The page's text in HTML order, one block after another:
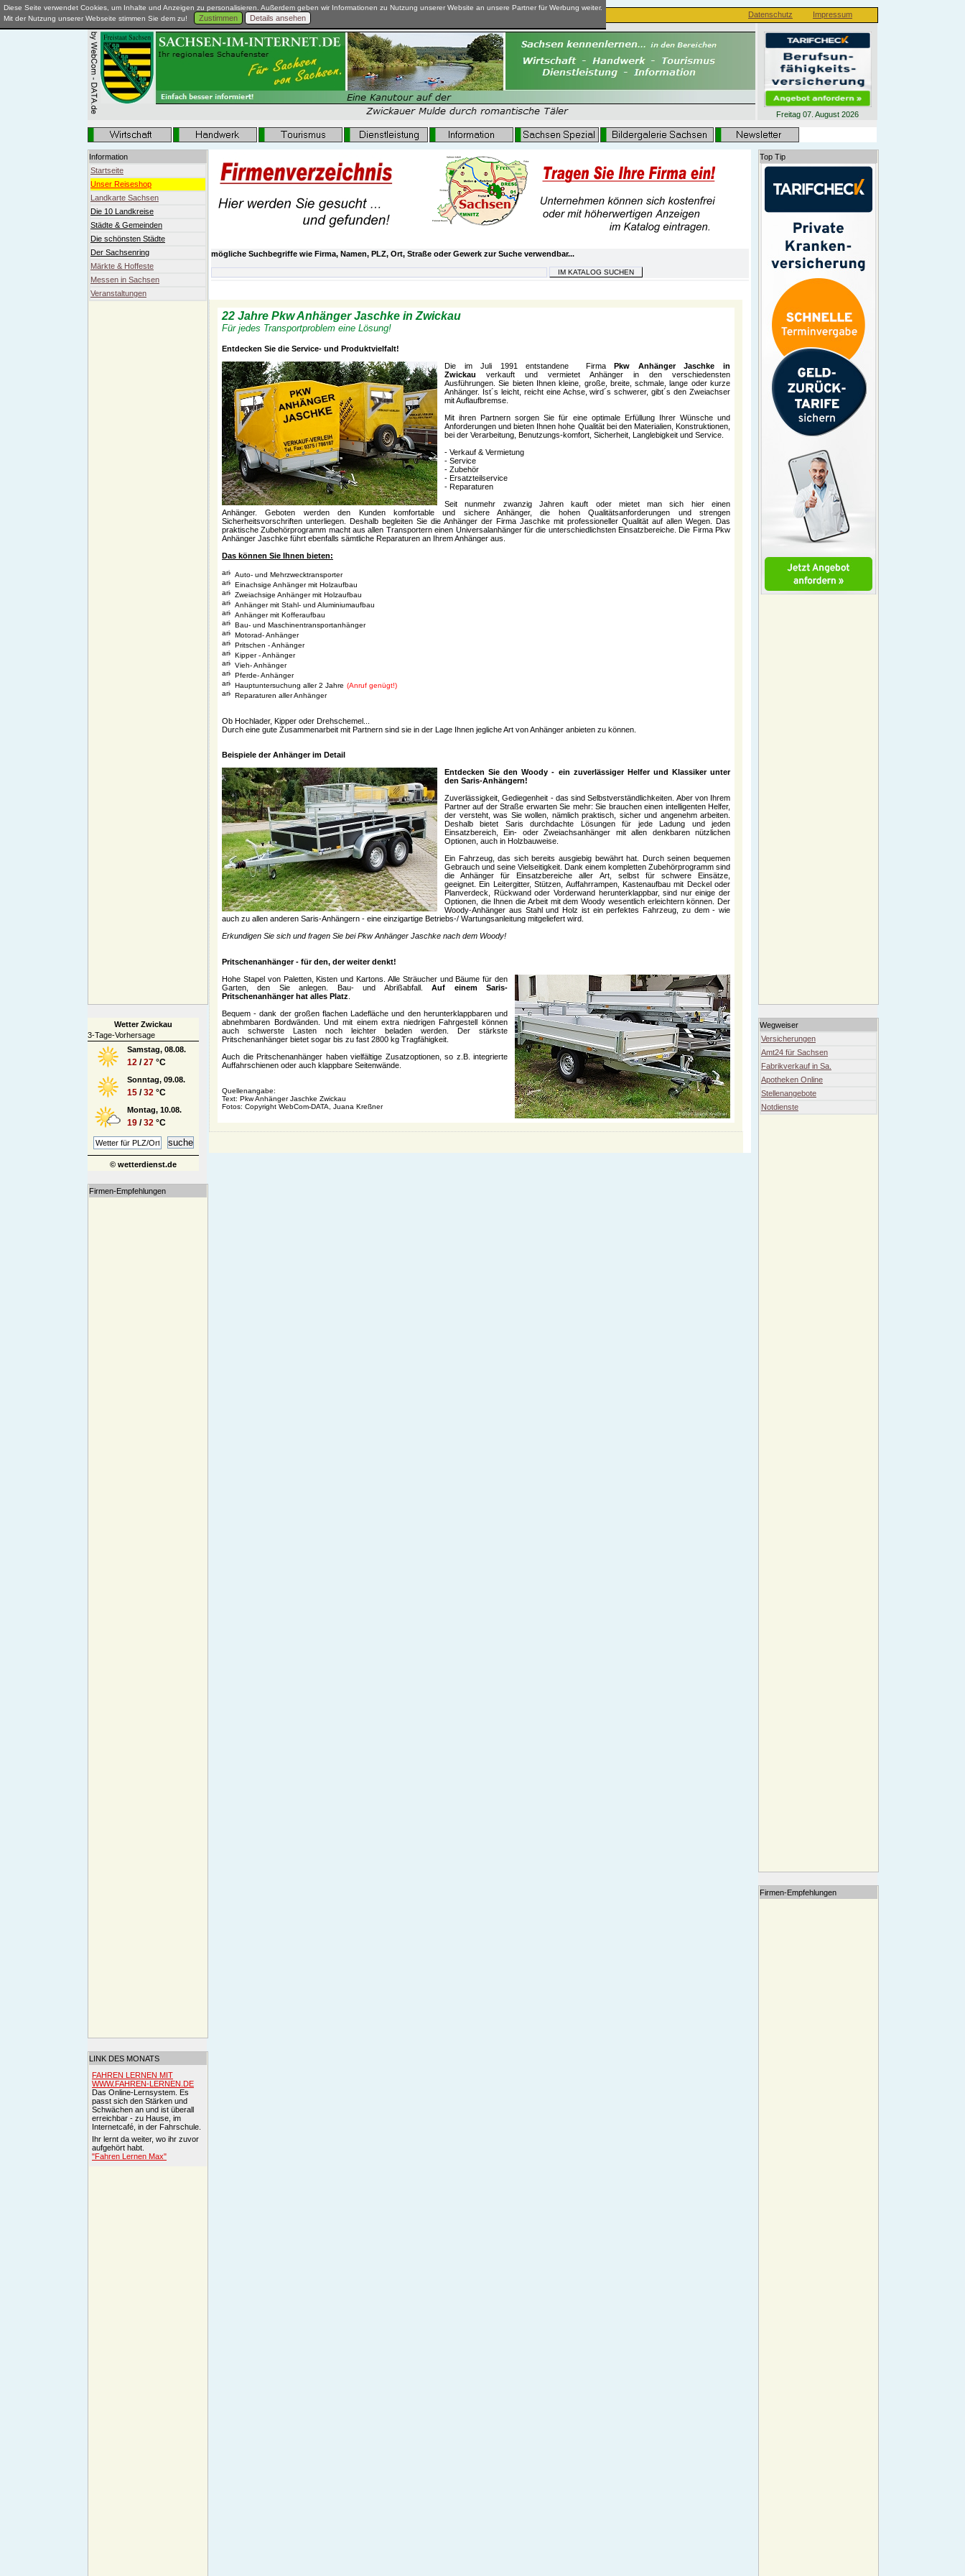
Diese Seite verwendet Cookies, um Inhalte und Anzeigen zu personalisieren. Außerdem geben wir Informationen zu Nutzung unserer Website an unsere Partner für Werbung weiter.
Mit der Nutzung unserer Webseite stimmen Sie dem zu!
Zustimmen Details ansehen Impressum
Datenschutz
Freitag 07. August 2026
Information
Startseite
Unser Reiseshop
Landkarte Sachsen
Die 10 Landkreise
Städte & Gemeinden
Die schönsten Städte
Der Sachsenring
Märkte & Hoffeste
Messen in Sachsen
Veranstaltungen
Wetter Zwickau
3-Tage-Vorhersage
Samstag, 08.08.
12 /27 °C
Sonntag, 09.08.
15 /32 °C
Montag, 10.08.
19 /32 °C
© wetterdienst.de
Firmen-Empfehlungen
LINK DES MONATS
FAHREN LERNEN MIT
WWW.FAHREN-LERNEN.DE
Das Online-Lernsystem. Es
passt sich den Stärken und
Schwächen an und ist überall
erreichbar - zu Hause, im
Internetcafé, in der Fahrschule.
Ihr lernt da weiter, wo ihr zuvor
aufgehört habt.
"Fahren Lernen Max"
Top Tip
Wegweiser
Versicherungen
Amt24 für Sachsen
Fabrikverkauf in Sa.
Apotheken Online
Stellenangebote
Notdienste
Firmen-Empfehlungen
mögliche Suchbegriffe wie Firma, Namen, PLZ, Ort, Straße oder Gewerk zur Suche verwendbar...
22 Jahre Pkw Anhänger Jaschke in Zwickau
Für jedes Transportproblem eine Lösung!
Entdecken Sie die Service- und Produktvielfalt!
Die im Juli 1991 entstandene FirmaPkw Anhänger Jaschke in
Zwickau verkauft und vermietet Anhänger in den verschiedensten
Ausführungen. Sie bieten Ihnen kleine, große, breite, schmale, lange oder kurze
Anhänger. Ist´s leicht, reicht eine Achse, wird´s schwerer, gibt´s den Zweiachser
mit Auflaufbremse.
Mit ihren Partnern sorgen Sie für eine optimale Erfüllung Ihrer Wünsche und
Anforderungen und bieten Ihnen hohe Qualität bei den Materialien, Konstruktionen,
bei der Verarbeitung, Benutzungs-komfort, Sicherheit, Langlebigkeit und Service.
- Verkauf & Vermietung
- Service
- Zubehör
- Ersatzteilservice
- Reparaturen
Seit nunmehr zwanzig Jahren kauft oder mietet man sich hier einen
Anhänger. Geboten werden den Kunden komfortable und sichere Anhänger, die hohen Qualitätsanforderungen und strengen
Sicherheitsvorschriften unterliegen. Deshalb begleiten Sie die Anhänger der Firma Jaschke mit professioneller Qualität auf allen Wegen. Das
praktische Zubehörprogramm macht aus allen Transportern einen Universalanhänger für die unterschiedlichsten Einsatzbereiche. Die Firma Pkw
Anhänger Jaschke führt ebenfalls sämtliche Reparaturen an Ihrem Anhänger aus.
Das können Sie Ihnen bieten:
Auto- und Mehrzwecktransporter
Einachsige Anhänger mit Holzaufbau
Zweiachsige Anhänger mit Holzaufbau
Anhänger mit Stahl- und Aluminiumaufbau
Anhänger mit Kofferaufbau
Bau- und Maschinentransportanhänger
Motorad- Anhänger
Pritschen - Anhänger
Kipper - Anhänger
Vieh- Anhänger
Pferde- Anhänger
Hauptuntersuchung aller 2 Jahre (Anruf genügt!)
Reparaturen aller Anhänger
Ob Hochlader, Kipper oder Drehschemel...
Durch eine gute Zusammenarbeit mit Partnern sind sie in der Lage Ihnen jegliche Art von Anhänger anbieten zu können.
Beispiele der Anhänger im Detail
Entdecken Sie den Woody - ein zuverlässiger Helfer und Klassiker unter
den Saris-Anhängern!
Zuverlässigkeit, Gediegenheit - das sind Selbstverständlichkeiten. Aber von Ihrem
Partner auf der Straße erwarten Sie mehr: Sie brauchen einen intelligenten Helfer,
der versteht, was Sie wollen, nämlich praktisch, sicher und angenehm arbeiten.
Deshalb bietet Saris durchdachte Lösungen für jede Ladung und jeden
Einsatzbereich, Ein- oder Zweiachsanhänger mit allen denkbaren nützlichen
Optionen, auch in Holzbauweise.
Ein Fahrzeug, das sich bereits ausgiebig bewährt hat. Durch seinen bequemen
Gebrauch und seine Vielseitigkeit. Dank einem kompletten Zubehörprogramm sind
die Anhänger für Einsatzbereiche aller Art, selbst für schwere Einsätze,
geeignet. Ein Leitergitter, Stützen, Auffahrrampen, Kastenaufbau mit Deckel oder
Planverdeck, Rückwand oder Vorderwand herunterklappbar, sind nur einige der
Optionen, die Ihnen die Arbeit mit dem Woody wesentlich erleichtern können. Der
Woody-Anhänger aus Stahl und Holz ist ein perfektes Fahrzeug, zu dem - wie
auch zu allen anderen Saris-Anhängern - eine einzigartige Betriebs-/ Wartungsanleitung mitgeliefert wird.
Erkundigen Sie sich und fragen Sie bei Pkw Anhänger Jaschke nach dem Woody!
Pritschenanhänger - für den, der weiter denkt!
Hohe Stapel von Paletten, Kisten und Kartons. Alle Sträucher und Bäume für den
Garten, den Sie anlegen. Bau- und Abrißabfall.Auf einem Saris-
Pritschenanhänger hat alles Platz
Bequem - dank der großen flachen Ladefläche und den herunterklappbaren und
abnehmbaren Bordwänden. Und mit einem extra niedrigen Fahrgestell können
auch schwerste Lasten noch leichter beladen werden. Der stärkste
Pritschenanhänger bietet sogar bis zu fast 2800 kg Tragfähigkeit.
Auch die Pritschenanhänger haben vielfältige Zusatzoptionen, so z.B. integrierte
Auffahrschienen oder auch klappbare Seitenwände.
Quellenangabe:
Text: Pkw Anhänger Jaschke Zwickau
Fotos: Copyright WebCom-DATA, Juana Kreßner